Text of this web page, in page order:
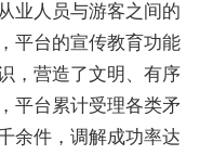
业人员与游客之间的
平台的宣传教育功能
，营造了文明、有序
平台累计受理各类矛
余件，调解成功率达